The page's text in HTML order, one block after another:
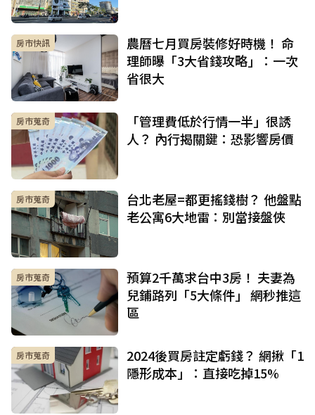
房市快訊
農曆七月買房裝修好時機！ 命
理師曝「3大省錢攻略」：一次
省很大
房市蒐奇
「管理費低於行情一半」很誘
人？ 內行揭關鍵：恐影響房價
房市蒐奇
台北老屋=都更搖錢樹？ 他盤點
老公寓6大地雷：別當接盤俠
房市蒐奇
預算2千萬求台中3房！ 夫妻為
兒鋪路列「5大條件」 網秒推這
區
房市蒐奇
2024後買房註定虧錢？ 網揪「1
隱形成本」：直接吃掉15%